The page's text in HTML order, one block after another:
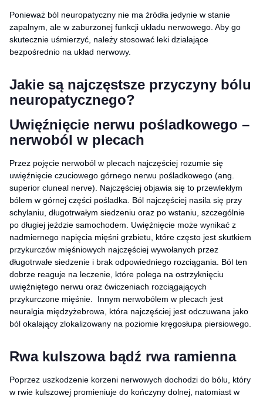
Ponieważ ból neuropatyczny nie ma źródła jedynie w stanie
zapalnym, ale w zaburzonej funkcji układu nerwowego. Aby go
skutecznie uśmierzyć, należy stosować leki działające
bezpośrednio na układ nerwowy.
Jakie są najczęstsze przyczyny bólu
neuropatycznego?
Uwięźnięcie nerwu pośladkowego –
nerwoból w plecach
Przez pojęcie nerwoból w plecach najczęściej rozumie się
uwięźnięcie czuciowego górnego nerwu pośladkowego (ang.
superior cluneal nerve). Najczęściej objawia się to przewlekłym
bólem w górnej części pośladka. Ból najczęściej nasila się przy
schylaniu, długotrwałym siedzeniu oraz po wstaniu, szczególnie
po długiej jeździe samochodem. Uwięźnięcie może wynikać z
nadmiernego napięcia mięśni grzbietu, które często jest skutkiem
przykurczów mięśniowych najczęściej wywołanych przez
długotrwałe siedzenie i brak odpowiedniego rozciągania. Ból ten
dobrze reaguje na leczenie, które polega na ostrzyknięciu
uwięźniętego nerwu oraz ćwiczeniach rozciągających
przykurczone mięśnie. Innym nerwobólem w plecach jest
neuralgia międzyżebrowa, która najczęściej jest odczuwana jako
ból okalający zlokalizowany na poziomie kręgosłupa piersiowego.
Rwa kulszowa bądź rwa ramienna
Poprzez uszkodzenie korzeni nerwowych dochodzi do bólu, który
w rwie kulszowej promieniuje do kończyny dolnej, natomiast w